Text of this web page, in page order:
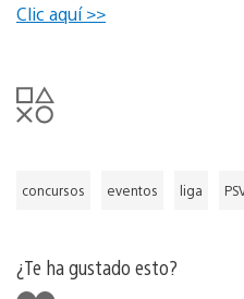
Clic aquí >>
concursos eventos liga
¿Te ha gustado esto?